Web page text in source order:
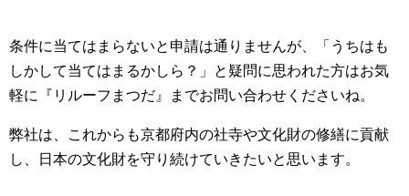
条件に当てはまらないと申請は通りませんが、「うちはも
しかして当てはまるかしら？」と疑問に思われた方はお気
軽に『リルーフまつだ』までお問い合わせくださいね。
弊社は、これからも京都府内の社寺や文化財の修繕に貢献
し、日本の文化財を守り続けていきたいと思います。